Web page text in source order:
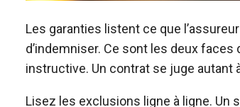
Les garanties listent ce que
d’indemniser. Ce sont les deux
instructive. Un contrat se juge autant
Lisez les exclusions ligne à ligne. Un